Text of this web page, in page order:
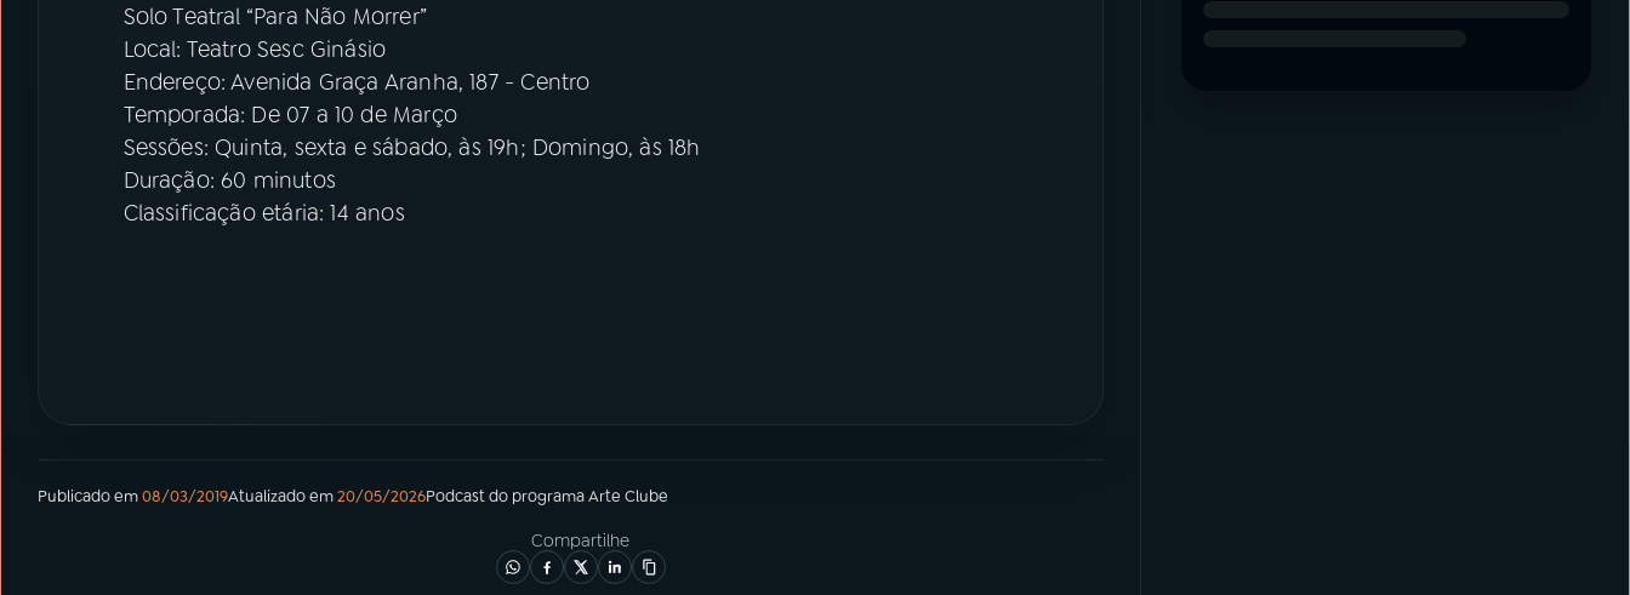
Solo Teatral “Para Não Morrer”
Local: Teatro Sesc Ginásio
Endereço: Avenida Graça Aranha, 187 - Centro
Temporada: De 07 a 10 de Março
Sessões: Quinta, sexta e sábado, às 19h; Domingo, às 18h
Duração: 60 minutos
Classificação etária: 14 anos
Publicado em08/03/2019Atualizado em20/05/2026Podcastdo programaArte Clube
Compartilhe